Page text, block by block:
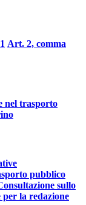
Art. 2, comma
nel trasporto
pubblico
sullo
per la redazione